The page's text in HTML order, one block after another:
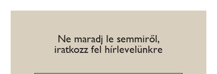
Ne maradj le semmiről,
iratkozz fel hírlevelünkre